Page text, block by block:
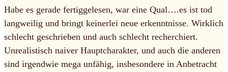
Habe es gerade fertiggelesen, war eine Qual….es ist tod
langweilig und bringt keinerlei neue erkenntnisse. Wirklich
schlecht geschrieben und auch schlecht recherchiert.
Unrealistisch naiver Hauptcharakter, und auch die anderen
sind irgendwie mega unfähig, insbesondere in Anbetracht